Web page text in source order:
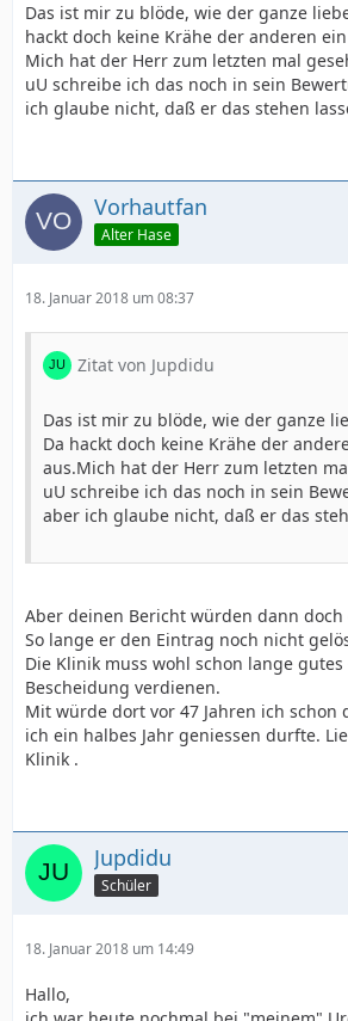
Das ist mir zu blöde, wie der ganze
hackt doch keine Krähe der anderen
Mich hat der Herr zum letzten mal
uU schreibe ich das noch in sein
ich glaube nicht, daß er das stehen
Vorhautfan
Alter Hase
18. Januar 2018 um 08:37
Zitat von Jupdidu
Das ist mir zu blöde, wie der ganze
Da hackt doch keine Krähe der
aus.Mich hat der Herr zum letzten
uU schreibe ich das noch in sein
aber ich glaube nicht, daß er das
Aber deinen Bericht würden dann doch
So lange er den Eintrag noch nicht
Die Klinik muss wohl schon lange
Bescheidung verdienen.
Mit würde dort vor 47 Jahren ich schon
ich ein halbes Jahr geniessen durfte.
Klinik .
Jupdidu
Schüler
18. Januar 2018 um 14:49
Hallo,